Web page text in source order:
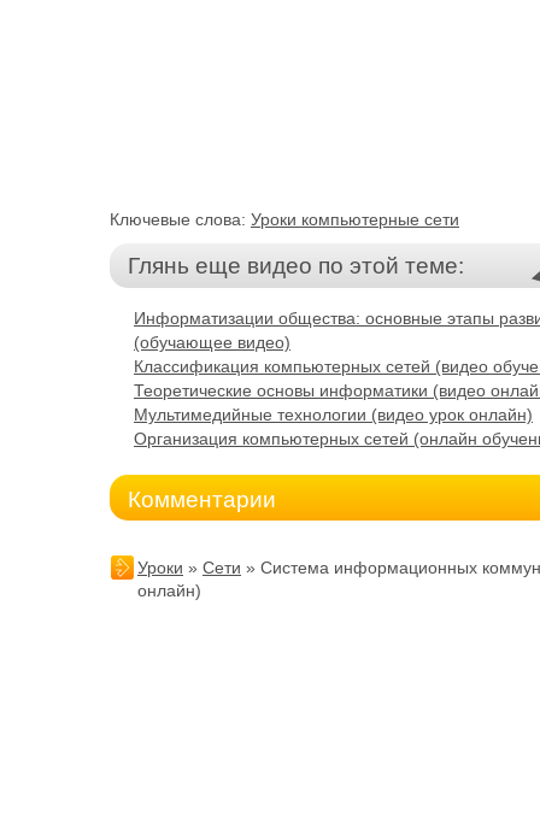
Ключевые слова: Уроки компьютерные сети
Глянь еще видео по этой теме:
Информатизации общества: основные этапы
(обучающее видео)
Классификация компьютерных сетей (видео
Теоретические основы информатики (видео
Мультимедийные технологии (видео урок онлайн)
Организация компьютерных сетей (онлайн
Комментарии
Уроки » Сети » Система информационных
онлайн)